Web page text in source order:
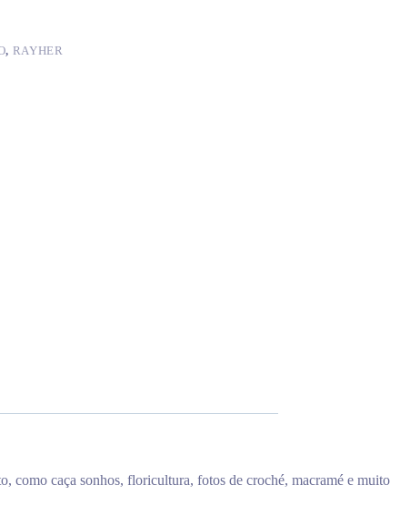
, RAYHER
como caça sonhos, floricultura, fotos de croché, macramé e muito